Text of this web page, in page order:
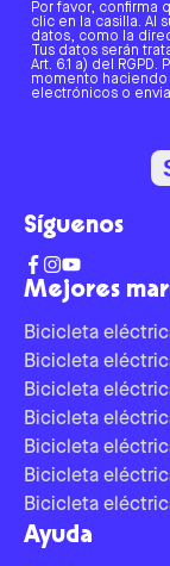
Mejores
Bicicleta
Bicicleta
Bicicleta
Bicicleta
Bicicleta
Bicicleta
Bicicleta
Ayuda
Por favor, confirma
clic en la casilla. Al
datos, como la
Tus datos serán
Art. 6.1 a) del
momento
electrónicos o
Síguenos